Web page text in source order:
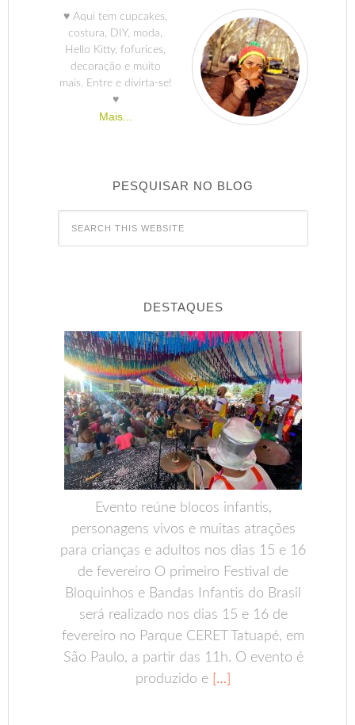
♥ Aqui tem cupcakes,
costura, DIY, moda,
Hello Kitty, fofurices,
decoração e muito
mais. Entre e divirta-se!
♥
Mais...
PESQUISAR NO BLOG
DESTAQUES
Evento reúne blocos infantis,
personagens vivos e muitas atrações
para crianças e adultos nos dias 15 e 16
de fevereiro O primeiro Festival de
Bloquinhos e Bandas Infantis do Brasil
será realizado nos dias 15 e 16 de
fevereiro no Parque CERET Tatuapé, em
São Paulo, a partir das 11h. O evento é
produzido e […]